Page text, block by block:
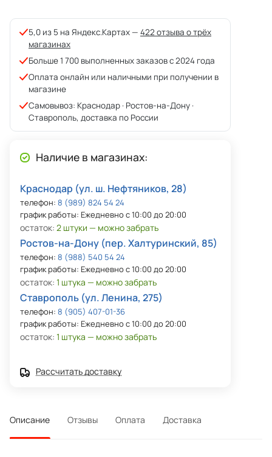
5,0 из 5 на Яндекс.Картах — 422 отзыва о трёх
магазинах
Больше 1 700 выполненных заказов с 2024 года
Оплата онлайн или наличными при получении в
магазине
Самовывоз: Краснодар · Ростов-на-Дону ·
Ставрополь, доставка по России
Наличие в магазинах:
Краснодар (ул. ш. Нефтяников, 28)
телефон: 8 (989) 824 54 24
график работы: Ежедневно с 10:00 до 20:00
остаток: 2 штуки — можно забрать
Ростов-на-Дону (пер. Халтуринский, 85)
телефон: 8 (988) 540 54 24
график работы: Ежедневно с 10:00 до 20:00
остаток: 1 штука — можно забрать
Ставрополь (ул. Ленина, 275)
телефон: 8 (905) 407-01-36
график работы: Ежедневно с 10:00 до 20:00
остаток: 1 штука — можно забрать
Рассчитать доставку
Описание Отзывы Оплата Доставка